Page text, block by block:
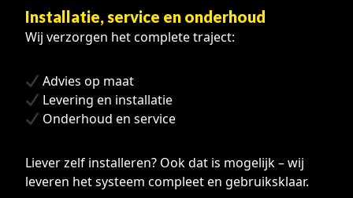
Installatie, service en onderhoud
Wij verzorgen het complete traject:
Advies op maat
Levering en installatie
Onderhoud en service
Liever zelf installeren? Ook dat is mogelijk – wij
leveren het systeem compleet en gebruiksklaar.